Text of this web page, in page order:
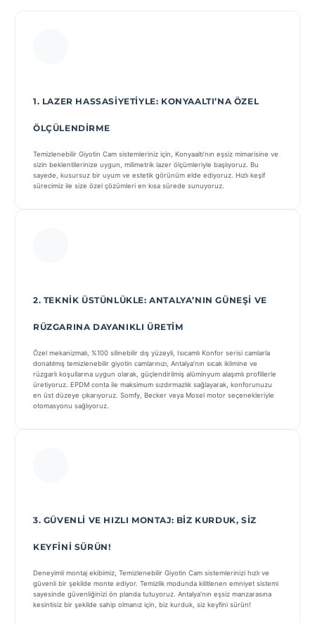
1. LAZER HASSASIYETIYLE: KONYAALTI’NA ÖZEL
ÖLÇÜLENDIRME
Temizlenebilir Giyotin Cam sistemleriniz için, Konyaaltı’nın eşsiz mimarisine ve
sizin beklentilerinize uygun, milimetrik lazer ölçümleriyle başlıyoruz. Bu
sayede, kusursuz bir uyum ve estetik görünüm elde ediyoruz. Hızlı keşif
sürecimiz ile size özel çözümleri en kısa sürede sunuyoruz.
2. TEKNIK ÜSTÜNLÜKLE: ANTALYA’NIN GÜNEŞI VE
RÜZGARINA DAYANIKLI ÜRETIM
Özel mekanizmalı, %100 silinebilir dış yüzeyli, Isıcamlı Konfor serisi camlarla
donatılmış temizlenebilir giyotin camlarınızı, Antalya’nın sıcak iklimine ve
rüzgarlı koşullarına uygun olarak, güçlendirilmiş alüminyum alaşımlı profillerle
üretiyoruz. EPDM conta ile maksimum sızdırmazlık sağlayarak, konforunuzu
en üst düzeye çıkarıyoruz. Somfy, Becker veya Mosel motor seçenekleriyle
otomasyonu sağlıyoruz.
3. GÜVENLI VE HIZLI MONTAJ: BIZ KURDUK, SIZ
KEYFINI SÜRÜN!
Deneyimli montaj ekibimiz, Temizlenebilir Giyotin Cam sistemlerinizi hızlı ve
güvenli bir şekilde monte ediyor. Temizlik modunda kilitlenen emniyet sistemi
sayesinde güvenliğinizi ön planda tutuyoruz. Antalya’nın eşsiz manzarasına
kesintisiz bir şekilde sahip olmanız için, biz kurduk, siz keyfini sürün!